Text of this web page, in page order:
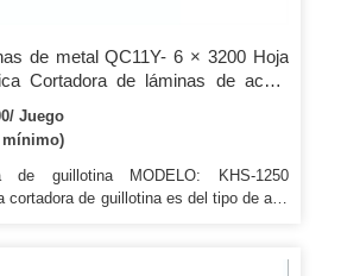
de metal QC11Y- 6 × 3200 Hoja
Cortadora de láminas de acero
Fabricantes de máquinas de corte
Juego
mínimo)
de guillotina MODELO: KHS-1250
de guillotina es del tipo de alta
de corte (mm) 1.0 Placa de acero de